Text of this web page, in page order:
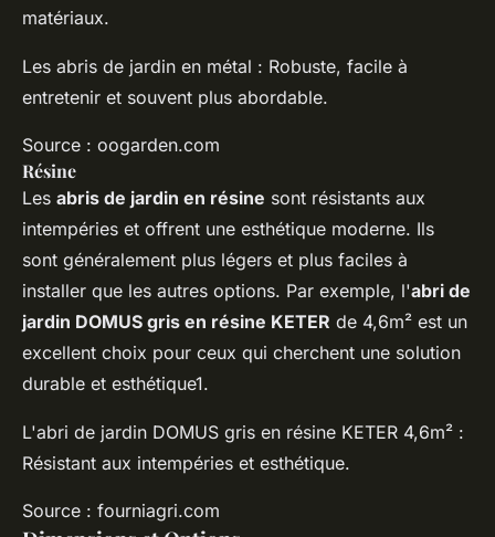
matériaux.
Les abris de jardin en métal : Robuste, facile à
entretenir et souvent plus abordable.
Source : oogarden.com
Résine
Les abris de jardin en résine sont résistants aux
intempéries et offrent une esthétique moderne. Ils
sont généralement plus légers et plus faciles à
installer que les autres options. Par exemple, l'abri de
jardin DOMUS gris en résine KETER de 4,6m² est un
excellent choix pour ceux qui cherchent une solution
durable et esthétique1.
L'abri de jardin DOMUS gris en résine KETER 4,6m² :
Résistant aux intempéries et esthétique.
Source : fourniagri.com